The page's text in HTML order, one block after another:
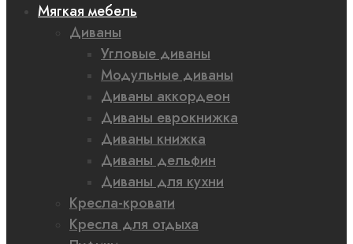
Мягкая мебель
Диваны
Угловые диваны
Модульные диваны
Диваны аккордеон
Диваны еврокнижка
Диваны книжка
Диваны дельфин
Диваны для кухни
Кресла-кровати
Кресла для отдыха